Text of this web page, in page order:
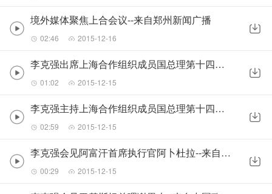
境外媒体聚焦上合会议--来自郑州新闻广播
02:46 2015-12-16
李克强出席上海合作组织成员国总理第十四次会议联合记者会--来自中国政府网消息
01:02 2015-12-15
李克强主持上海合作组织成员国总理第十四次会议--来自中国政府网消息
02:59 2015-12-15
李克强会见阿富汗首席执行官阿卜杜拉--来自中国政府网消息
00:29 2015-12-15